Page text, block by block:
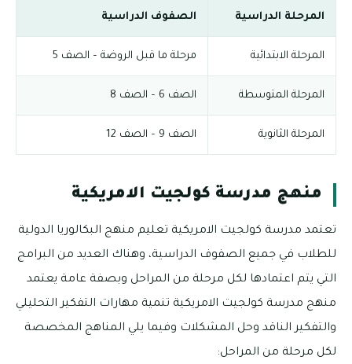
المرحلة الدراسية الصفوف الدراسية
المرحلة الابتدائية مرحلة ما قبل الروضة – الصف 5
المرحلة المتوسطة الصف 6 – الصف 8
المرحلة الثانوية الصف 9 – الصف 12
منهج مدرسة كولجيت الامريكية
تعتمد مدرسة كولجيت الامريكية تعليم منهج البكالوريا الدولية
للطلاب في جميع الصفوف الدراسية، وهناك العديد من البرامج
التي يتم اعتمادها لكل مرحلة من المراحل وبصفة عامة يعتمد
منهج مدرسة كولجيت الامريكية تنمية مهارات التفكير التحليلي
والتفكير الناقد وحل المشكلات وفيما يلي المناهج المخصصة
لكل مرحلة من المراحل: